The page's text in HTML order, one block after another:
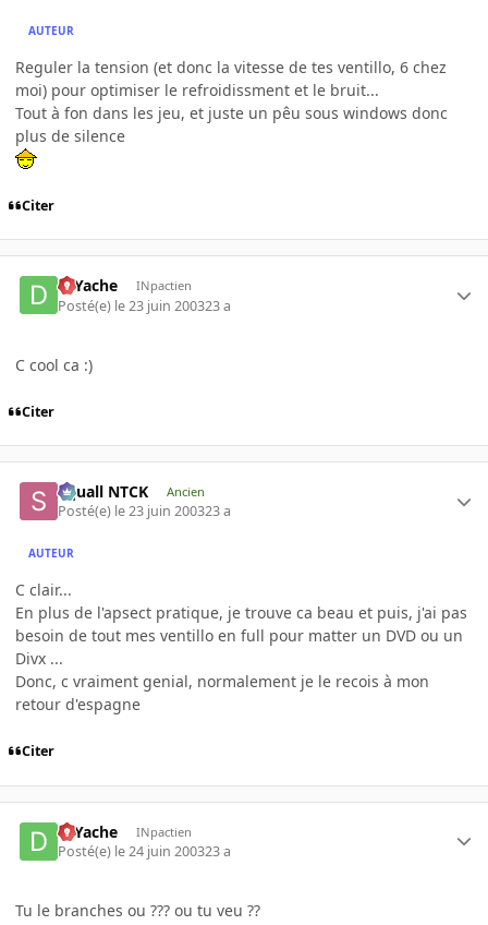
AUTEUR
Reguler la tension (et donc la vitesse de tes ventillo, 6 chez
moi) pour optimiser le refroidissment et le bruit...
Tout à fon dans les jeu, et juste un pêu sous windows donc
plus de silence
Citer
DJYache INpactien
Posté(e) le 23 juin 200323 a
C cool ca :)
Citer
Squall NTCK Ancien
Posté(e) le 23 juin 200323 a
AUTEUR
C clair...
En plus de l'apsect pratique, je trouve ca beau et puis, j'ai pas
besoin de tout mes ventillo en full pour matter un DVD ou un
Divx ...
Donc, c vraiment genial, normalement je le recois à mon
retour d'espagne
Citer
DJYache INpactien
Posté(e) le 24 juin 200323 a
Tu le branches ou ??? ou tu veu ??